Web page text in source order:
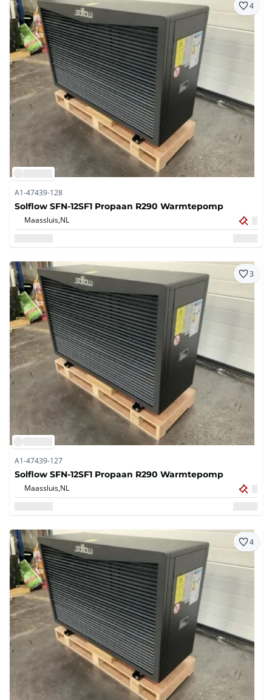
4
A1-47439-128
Solflow SFN-12SF1 Propaan R290 Warmtepomp
Maassluis,NL
3
A1-47439-127
Solflow SFN-12SF1 Propaan R290 Warmtepomp
Maassluis,NL
4